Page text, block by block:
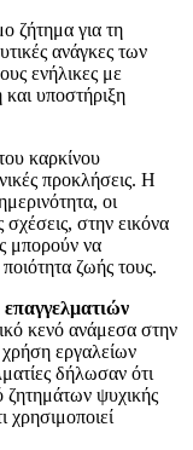
ζήτημα για τη
ανάγκες των
ενήλικες με
υποστήριξη
καρκίνου
προκλήσεις. Η
οι
σχέσεις, στην εικόνα
μπορούν να
ζωής τους.
επαγγελματιών
κενό ανάμεσα στην
εργαλείων
δήλωσαν ότι
ζητημάτων ψυχικής
χρησιμοποιεί